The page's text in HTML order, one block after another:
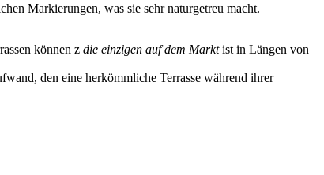
Markierungen, was sie sehr naturgetreu macht.
können z die einzigen auf dem Marktist in Längen von
den eine herkömmliche Terrasse während ihrer